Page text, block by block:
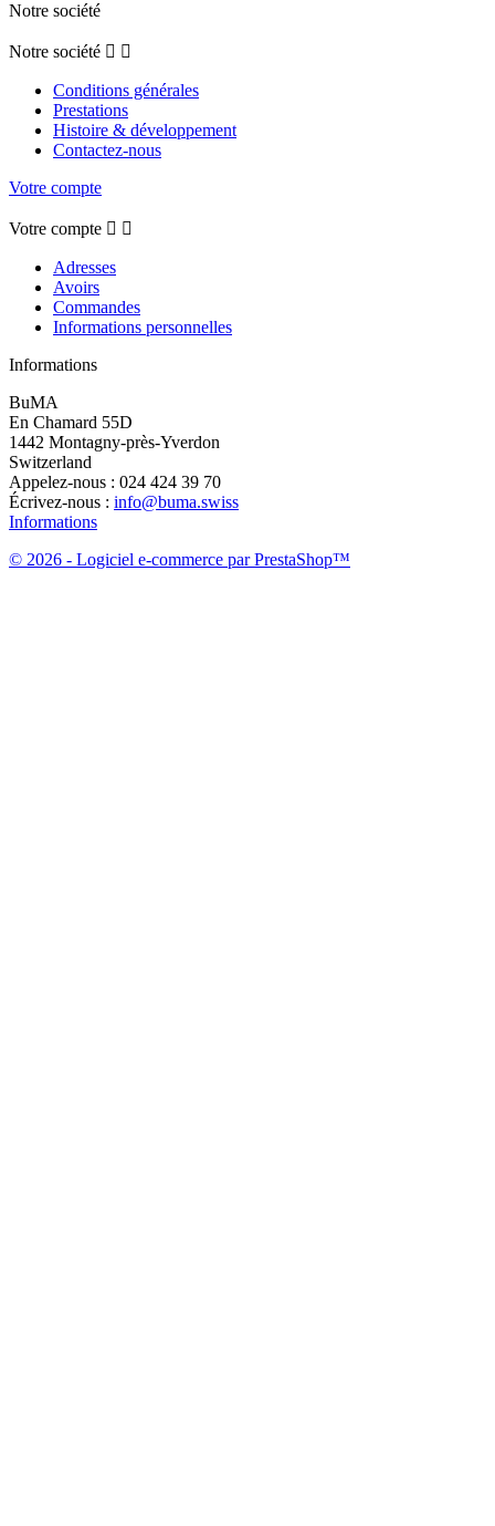
Notre société
Notre société  
Conditions générales
Prestations
Histoire & développement
Contactez-nous
Votre compte
Votre compte  
Adresses
Avoirs
Commandes
Informations personnelles
Informations
BuMA
En Chamard 55D
1442 Montagny-près-Yverdon
Switzerland
Appelez-nous : 024 424 39 70
Écrivez-nous : info@buma.swiss
Informations
© 2026 - Logiciel e-commerce par PrestaShop™